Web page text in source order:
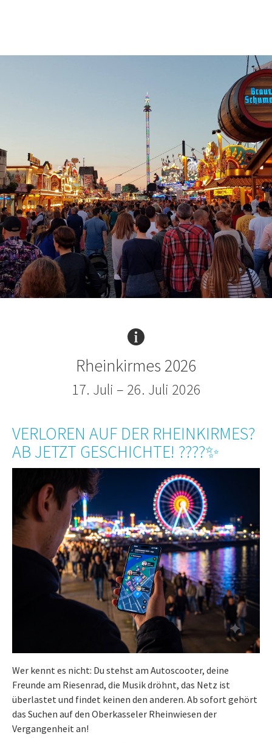
Rheinkirmes 2026
17. Juli – 26. Juli 2026
VERLOREN AUF DER RHEINKIRMES?
AB JETZT GESCHICHTE! ????✨
Wer kennt es nicht: Du stehst am Autoscooter, deine
Freunde am Riesenrad, die Musik dröhnt, das Netz ist
überlastet und findet keinen den anderen. Ab sofort gehört
das Suchen auf den Oberkasseler Rheinwiesen der
Vergangenheit an!